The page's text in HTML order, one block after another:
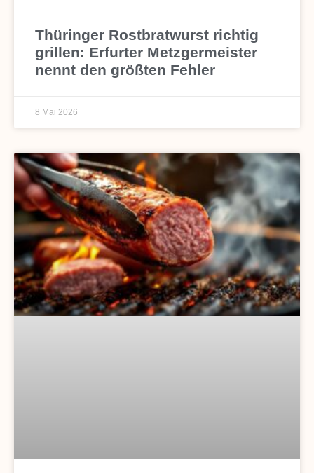
Thüringer Rostbratwurst richtig
grillen: Erfurter Metzgermeister
nennt den größten Fehler
8 Mai 2026